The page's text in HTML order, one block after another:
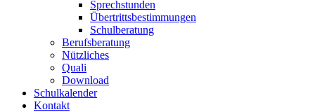
Sprechstunden
Übertrittsbestimmungen
Schulberatung
Berufsberatung
Nützliches
Quali
Download
Schulkalender
Kontakt